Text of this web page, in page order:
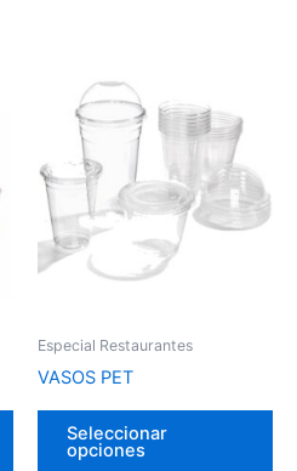
Este
producto
Especial Restaurantes
VASOS PET
Seleccionar
opciones